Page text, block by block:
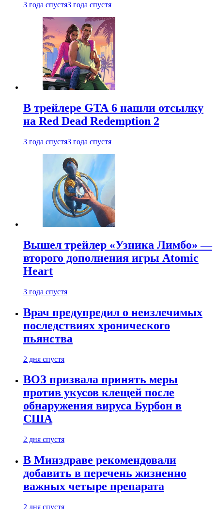
3 года спустя3 года спустя
В трейлере GTA 6 нашли отсылку
на Red Dead Redemption 2
3 года спустя3 года спустя
Вышел трейлер «Узника Лимбо» —
второго дополнения игры Atomic
Heart
3 года спустя
Врач предупредил о неизлечимых
последствиях хронического
пьянства
2 дня спустя
ВОЗ призвала принять меры
против укусов клещей после
обнаружения вируса Бурбон в
США
2 дня спустя
В Минздраве рекомендовали
добавить в перечень жизненно
важных четыре препарата
2 дня спустя